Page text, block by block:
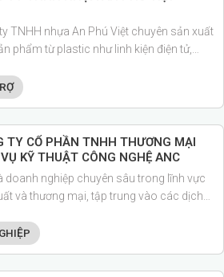
TNHH nhựa An Phú Việt chuyên sản xuất
phẩm từ plastic như linh kiện điện tử,
TY CỔ PHẦN TNHH THƯƠNG MẠI
KỸ THUẬT CÔNG NGHỆ ANC
doanh nghiệp chuyên sâu trong lĩnh vực
và thương mại, tập trung vào các dịch
mới và sửa chữa tàu biển Cung cấp vật
công nghiệp